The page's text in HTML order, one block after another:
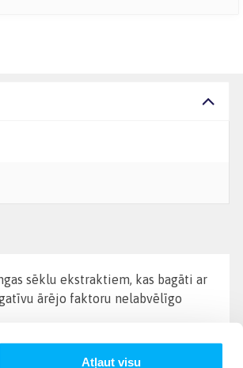
Atļaut visu
sēklu ekstraktiem, kas bagāti ar
ārējo faktoru nelabvēlīgo